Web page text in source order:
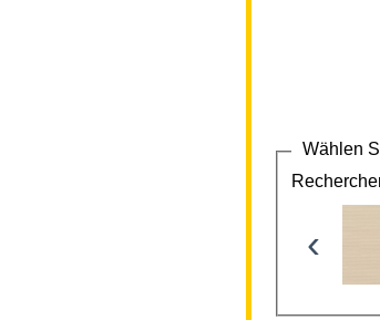
Wählen
‹